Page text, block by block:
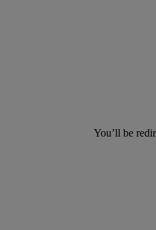
You’ll be